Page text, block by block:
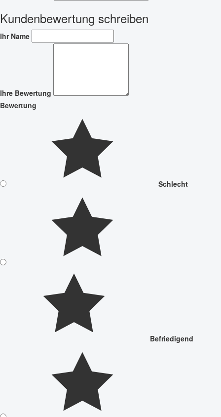
Kundenbewertung schreiben
Ihr Name
Ihre Bewertung
Bewertung
Schlecht
Befriedigend